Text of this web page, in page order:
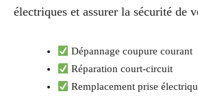
électriques et assurer la sécurité de
Dépannage coupure courant
Réparation court-circuit
Remplacement prise